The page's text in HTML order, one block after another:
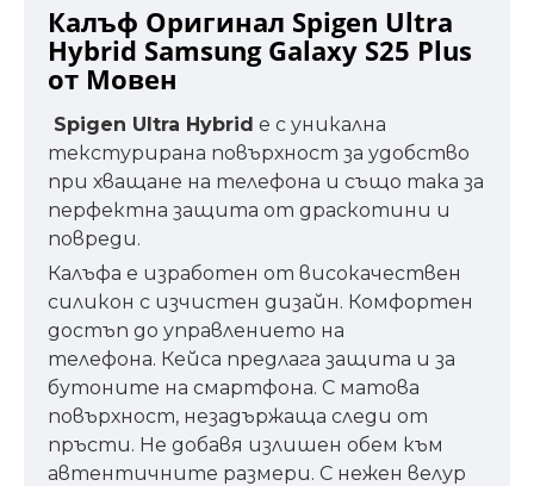
Калъф Оригинал Spigen Ultra
Hybrid Samsung Galaxy S25 Plus
от Мовен
Spigen Ultra Hybrid е с уникална
текстурирана повърхност за удобство
при хващане на телефона и също така за
перфектна защита от драскотини и
повреди.
Калъфа е изработен от високачествен
силикон с изчистен дизайн. Комфортен
достъп до управлението на
телефона. Кейса предлага защита и за
бутоните на смартфона. С матова
повърхност, незадържаща следи от
пръсти. Не добавя излишен обем към
автентичните размери. С нежен велур